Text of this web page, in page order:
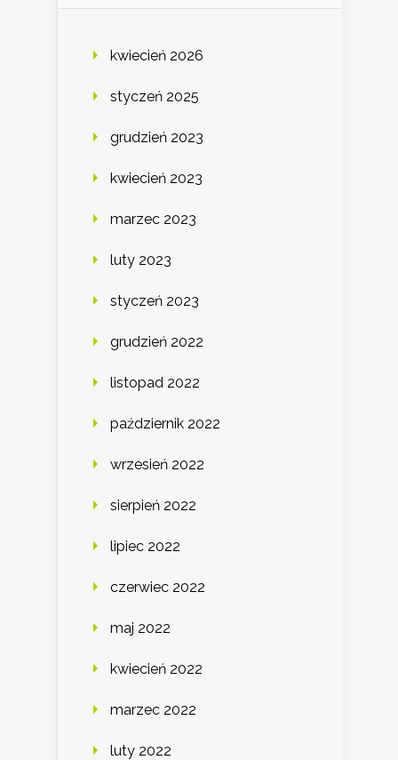
kwiecień 2026
styczeń 2025
grudzień 2023
kwiecień 2023
marzec 2023
luty 2023
styczeń 2023
grudzień 2022
listopad 2022
październik 2022
wrzesień 2022
sierpień 2022
lipiec 2022
czerwiec 2022
maj 2022
kwiecień 2022
marzec 2022
luty 2022